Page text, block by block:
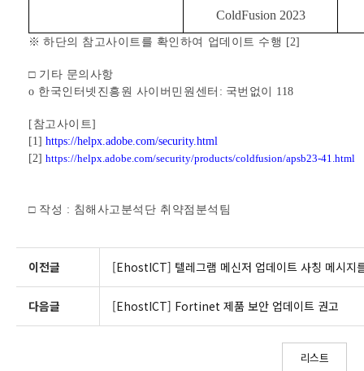
ColdFusion 2023
※ 하단의 참고사이트를 확인하여 업데이트 수행 [2]
□ 기타 문의사항
o 한국인터넷진흥원 사이버민원센터 : 국번없이 118
[ 참고사이트]
[1] https://helpx.adobe.com/security.html
[2] https://helpx.adobe.com/security/products/coldfusion/apsb23-41.html
□ 작성 : 침해사고분석단 취약점분석팀
이전글 [EhostICT] 텔레그램 메신저 업데이트 사칭 메시지
다음글 [EhostICT] Fortinet 제품 보안 업데이트 권고
리스트